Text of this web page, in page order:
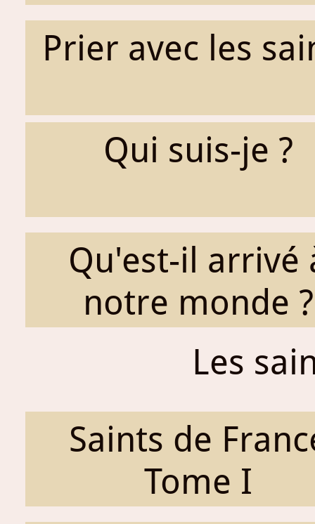
Prier avec les
Qui suis-je ?
Qu'est-il arrivé
notre monde ?
Les
Saints de
Tome I